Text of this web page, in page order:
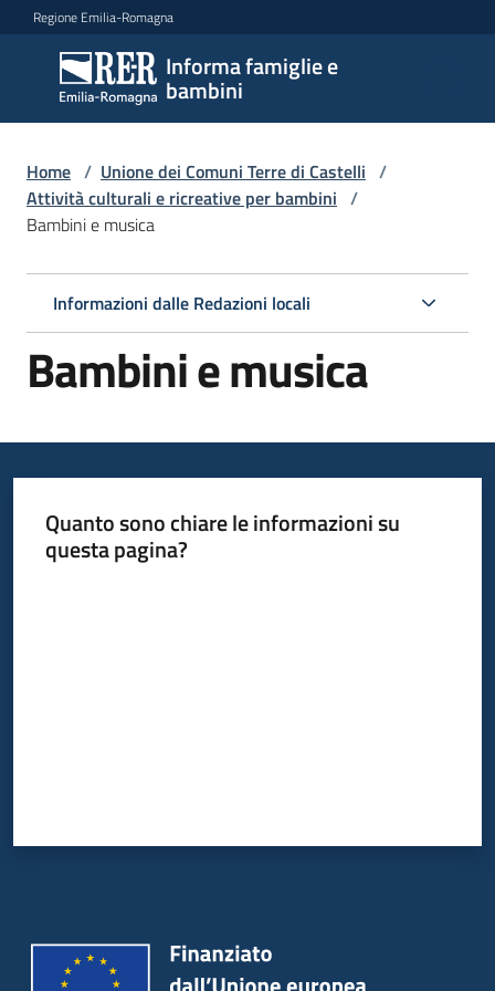
Vai al contenuto
Vai alla navigazione
Vai al footer
Regione Emilia-Romagna
Informa famiglie e
bambini
Informa
famiglie
e
bambini
famiglie
Informazioni
Home / Unione dei Comuni Terre di Castelli /
Attività culturali e ricreative per bambini /
Bambini e musica
Informazioni dalle Redazioni locali
Bambini e musica
Quanto sono chiare le informazioni su
questa pagina?